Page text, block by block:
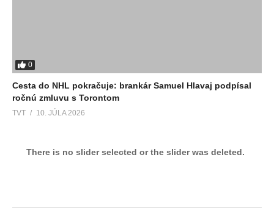
0
Cesta do NHL pokračuje: brankár Samuel Hlavaj podpísal
ročnú zmluvu s Torontom
TVT 10. JÚLA 2026
There is no slider selected or the slider was deleted.